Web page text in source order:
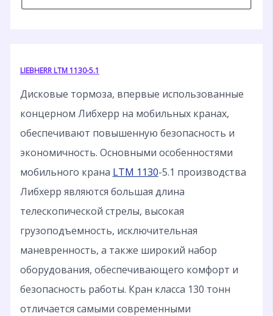
LIEBHERR LTM 1130-5.1
Дисковые тормоза, впервые использованные
концерном Либхерр на мобильных кранах,
обеспечивают повышенную безопасность и
экономичность. Основными особенностями
мобильного крана LTM 1130-5.1 производства
Либхерр являются большая длина
телескопической стрелы, высокая
грузоподъемность, исключительная
маневренность, а также широкий набор
оборудования, обеспечивающего комфорт и
безопасность работы. Кран класса 130 тонн
отличается самыми современными